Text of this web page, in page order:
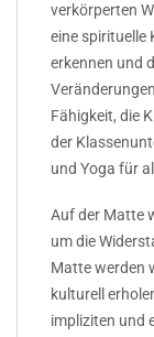
verkörperten
eine spirituelle
erkennen und
Fähigkeit, die
der
und Yoga für
Auf der Matte
um die
Matte werden
kulturell
impliziten und